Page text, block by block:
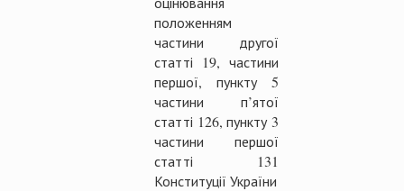
положенням
частини другої
статті 19, частини
першої, пункту 5
частини п’ятої
статті 126, пункту 3
частини першої
статті 131
Конституції України